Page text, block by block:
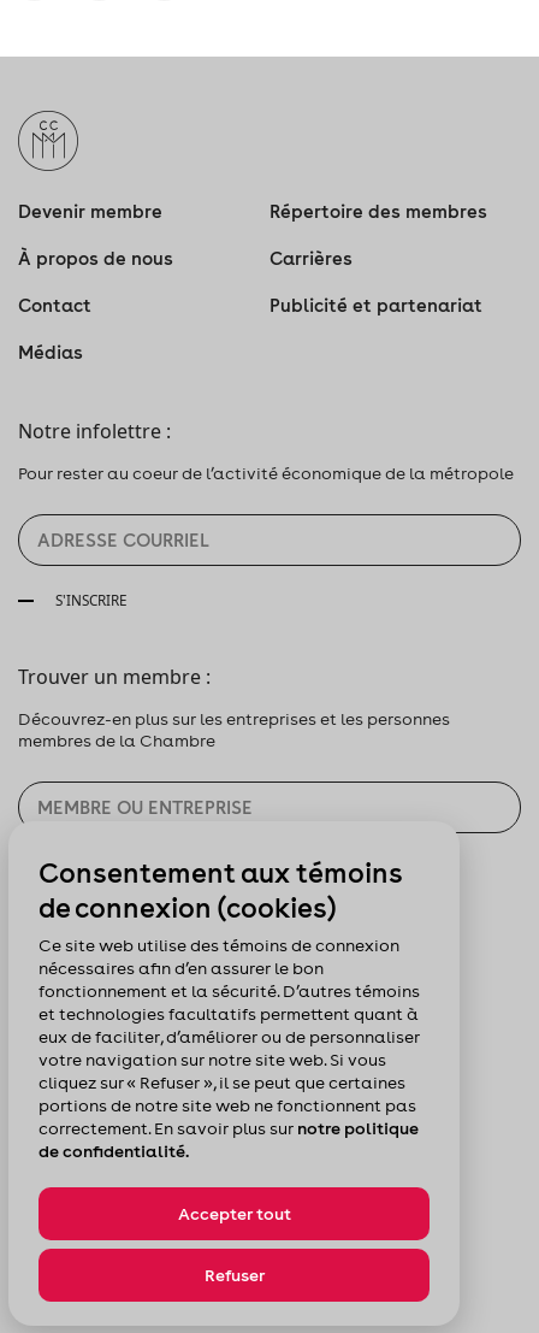
Devenir membre Répertoire des membres
À propos de nous Carrières
Contact Publicité et partenariat
Médias
Notre infolettre :
Pour rester au coeur de l’activité économique de la métropole
S'INSCRIRE
Trouver un membre :
Découvrez-en plus sur les entreprises et les personnes
membres de la Chambre
CHERCHER
Pour nous suivre :
© Chambre de commerce du Montréal métropolitain
Plan du site
Consentement aux témoins
de connexion (cookies)
Ce site web utilise des témoins de connexion
nécessaires afin d’en assurer le bon
fonctionnement et la sécurité. D’autres témoins
et technologies facultatifs permettent quant à
eux de faciliter, d’améliorer ou de personnaliser
votre navigation sur notre site web. Si vous
cliquez sur « Refuser », il se peut que certaines
portions de notre site web ne fonctionnent pas
correctement. En savoir plus sur notre politique
de confidentialité.
Accepter tout
Refuser